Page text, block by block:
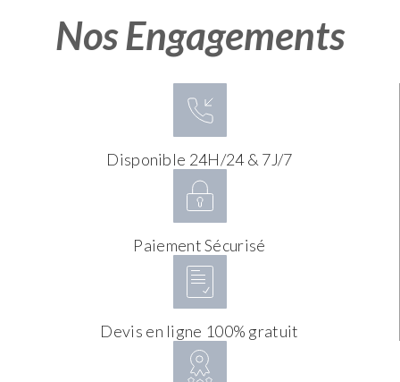
Nos Engagements
Disponible 24H/24 & 7J/7
Paiement Sécurisé
Devis en ligne 100% gratuit